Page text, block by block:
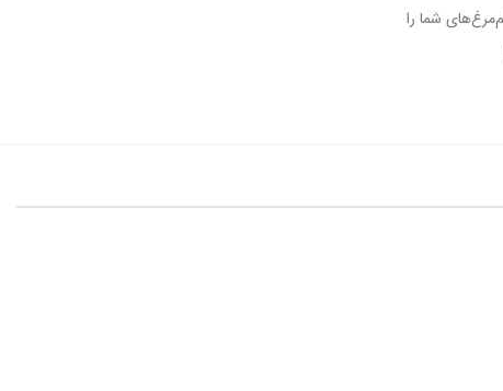
شما را